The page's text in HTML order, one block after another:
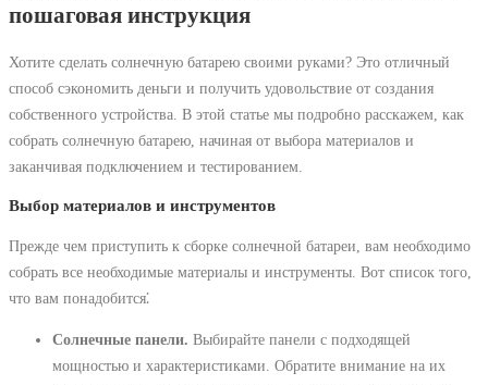
пошаговая инструкция
Хотите сделать солнечную батарею своими руками? Это отличный
способ сэкономить деньги и получить удовольствие от создания
собственного устройства. В этой статье мы подробно расскажем, как
собрать солнечную батарею, начиная от выбора материалов и
заканчивая подключением и тестированием.
Выбор материалов и инструментов
Прежде чем приступить к сборке солнечной батареи, вам необходимо
собрать все необходимые материалы и инструменты. Вот список того,
что вам понадобится⁚
Солнечные панели. Выбирайте панели с подходящей
мощностью и характеристиками. Обратите внимание на их